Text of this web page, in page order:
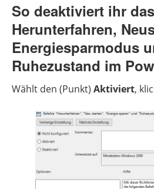
So deaktiviert ihr das
Herunterfahren,
Energiesparmodus
Ruhezustand im
Wählt den (Punkt) Aktiviert,